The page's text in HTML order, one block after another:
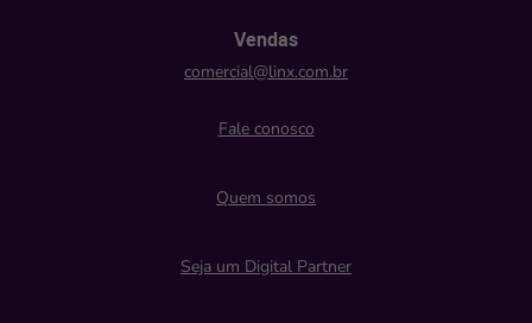
Vendas
comercial@linx.com.br
Fale conosco
Quem somos
Seja um Digital Partner